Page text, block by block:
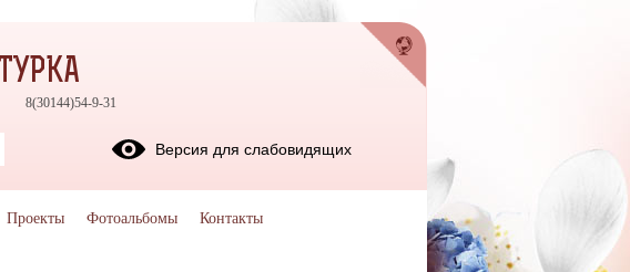
8(30144)54-9-31
Версия для слабовидящих
Проекты Фотоальбомы Контакты